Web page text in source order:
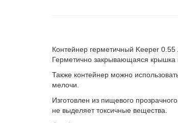
Контейнер герметичный Keeper
Герметично закрывающаяся крышка
Также контейнер можно
мелочи.
Изготовлен из пищевого
не выделяет токсичные вещества.